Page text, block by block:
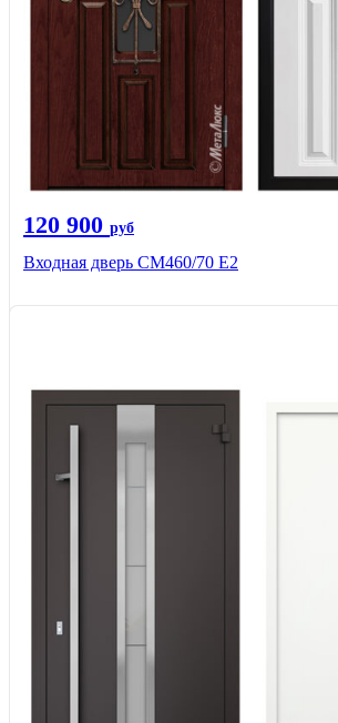
120 900 руб
Входная дверь СМ460/70 Е2